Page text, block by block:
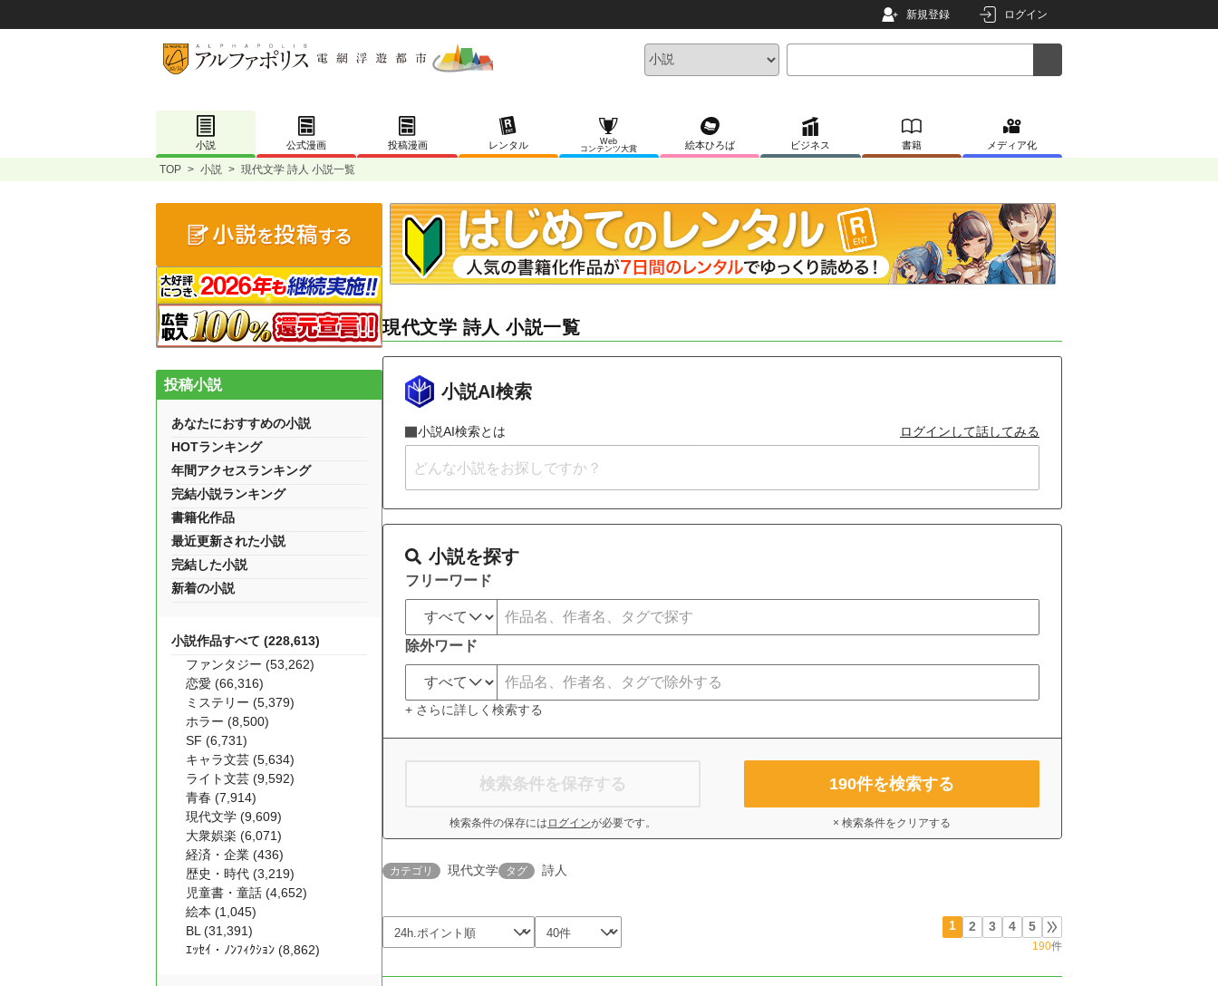
新規登録 ログイン
小説 公式漫画 投稿漫画 レンタル
Web
コンテンツ大賞
絵本ひろば ビジネス 書籍 メディア化
TOP > 小説 > 現代文学 詩人 小説一覧
現代文学 詩人 小説一覧
小説AI検索
小説AI検索とは ログインして話してみる
小説を探す
フリーワード
除外ワード
+ さらに詳しく検索する
検索条件を保存する
検索条件の保存には ログインが必要です。
190件を検索する
× 検索条件をクリアする
カテゴリ 現代文学 タグ 詩人
1 2 3 4 5
190件
投稿小説
あなたにおすすめの小説
HOTランキング
年間アクセスランキング
完結小説ランキング
書籍化作品
最近更新された小説
完結した小説
新着の小説
小説作品すべて (228,613)
ファンタジー (53,262)
恋愛 (66,316)
ミステリー (5,379)
ホラー (8,500)
SF (6,731)
キャラ文芸 (5,634)
ライト文芸 (9,592)
青春 (7,914)
現代文学 (9,609)
大衆娯楽 (6,071)
経済・企業 (436)
歴史・時代 (3,219)
児童書・童話 (4,652)
絵本 (1,045)
BL (31,391)
ｴｯｾｲ・ﾉﾝﾌｨｸｼｮﾝ (8,862)